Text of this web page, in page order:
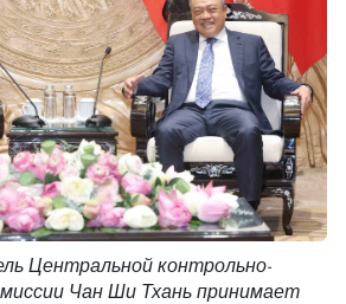
Центральной контрольно-
Чан Ши Тхань принимает